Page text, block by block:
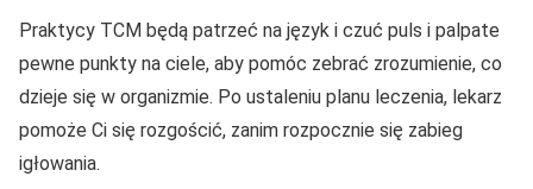
Praktycy TCM będą patrzeć na język i czuć puls i palpate
pewne punkty na ciele, aby pomóc zebrać zrozumienie, co
dzieje się w organizmie. Po ustaleniu planu leczenia, lekarz
pomoże Ci się rozgościć, zanim rozpocznie się zabieg
igłowania.